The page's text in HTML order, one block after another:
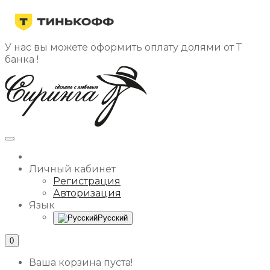
У нас вы можете оформить оплату долями от Т
банка !
Личный кабинет
Регистрация
Авторизация
Язык
Русский
0
Ваша корзина пуста!